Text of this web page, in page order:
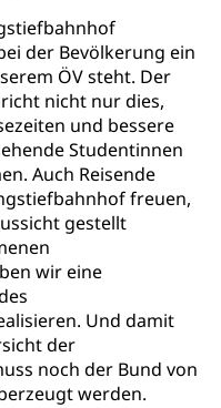
der Bevölkerung ein
ÖV steht. Der
nicht nur dies,
und bessere
Studentinnen
Auch Reisende
freuen,
gestellt
wir eine
Und damit
der
noch der Bund von
werden.